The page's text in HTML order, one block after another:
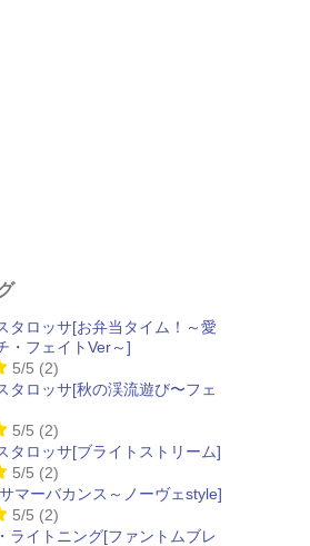
タロッサ[お弁当タイム！～愛
・フェイトVer～]
5/5 (2)
タロッサ[秋の渓流遊び〜フェ
5/5 (2)
タロッサ[ブライトストリーム]
5/5 (2)
マーバカンス～ノーヴェstyle]
5/5 (2)
ライトニング[ファントムブレ